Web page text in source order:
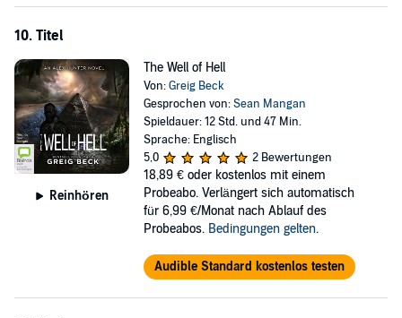
10. Titel
Reinhören
The Well of Hell
Von:Greig Beck
Gesprochen von:Sean Mangan
Spieldauer: 12 Std. und 47 Min.
Sprache: Englisch
5,0
2 Bewertungen
18,89 € oder kostenlos mit einem
Probeabo. Verlängert sich automatisch
für 6,99 €/Monat nach Ablauf des
Probeabos. Bedingungen gelten.
Audible Standard kostenlos testen